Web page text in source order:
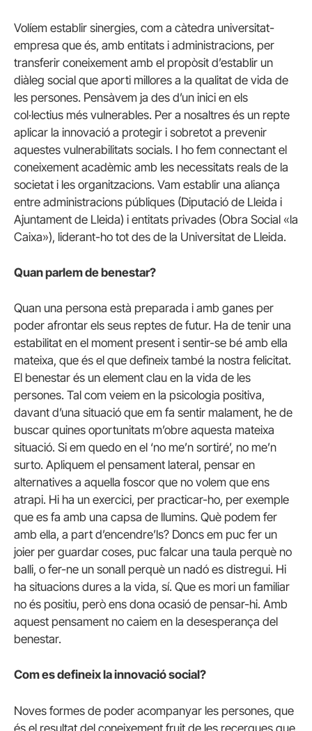
Volíem establir sinergies, com a càtedra universitat-
empresa que és, amb entitats i administracions, per
transferir coneixement amb el propòsit d’establir un
diàleg social que aporti millores a la qualitat de vida de
les persones. Pensàvem ja des d’un inici en els
col·lectius més vulnerables. Per a nosaltres és un repte
aplicar la innovació a protegir i sobretot a prevenir
aquestes vulnerabilitats socials. I ho fem connectant el
coneixement acadèmic amb les necessitats reals de la
societat i les organitzacions. Vam establir una aliança
entre administracions públiques (Diputació de Lleida i
Ajuntament de Lleida) i entitats privades (Obra Social «la
Caixa»), liderant-ho tot des de la Universitat de Lleida.
Quan parlem de benestar?
Quan una persona està preparada i amb ganes per
poder afrontar els seus reptes de futur. Ha de tenir una
estabilitat en el moment present i sentir-se bé amb ella
mateixa, que és el que defineix també la nostra felicitat.
El benestar és un element clau en la vida de les
persones. Tal com veiem en la psicologia positiva,
davant d’una situació que em fa sentir malament, he de
buscar quines oportunitats m’obre aquesta mateixa
situació. Si em quedo en el ‘no me’n sortiré’, no me’n
surto. Apliquem el pensament lateral, pensar en
alternatives a aquella foscor que no volem que ens
atrapi. Hi ha un exercici, per practicar-ho, per exemple
que es fa amb una capsa de llumins. Què podem fer
amb ella, a part d’encendre’ls? Doncs em puc fer un
joier per guardar coses, puc falcar una taula perquè no
balli, o fer-ne un sonall perquè un nadó es distregui. Hi
ha situacions dures a la vida, sí. Que es mori un familiar
no és positiu, però ens dona ocasió de pensar-hi. Amb
aquest pensament no caiem en la desesperança del
benestar.
Com es defineix la innovació social?
Noves formes de poder acompanyar les persones, que
és el resultat del coneixement fruit de les recerques que